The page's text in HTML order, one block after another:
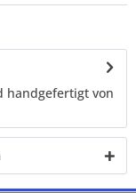
handgefertigt von